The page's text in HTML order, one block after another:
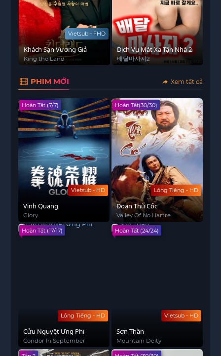
Vietsub - FHD
Khách Sạn Vương Giả
King the Land
Dịch Vụ Mát Xa Tận Nhà 2
배달마사지2
PHIM MỚI Xem tất cả
Vietsub - HD
Hoàn Tất (7/7)
Vinh Quang
Glory
Lồng Tiếng - HD
Hoàn Tất(30/30)
Đoạn Thù Cốc
Valley Of No Hartre
Lồng Tiếng - HD
Hoàn Tất (17/17)
Cửu Nguyệt Ưng Phi
Condor In September
Vietsub - HD
Hoàn Tất (24/24)
Sơn Thần
Mountain Deity